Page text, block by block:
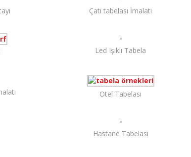
Çatı tabelası İmalatı
Led Işıklı Tabela
Otel Tabelası
Hastane Tabelası